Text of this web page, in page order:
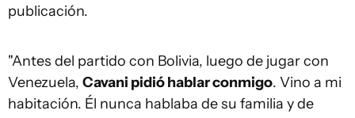
publicación.
"Antes del partido con Bolivia, luego de jugar con
Venezuela, Cavani pidió hablar conmigo. Vino a mi
habitación. Él nunca hablaba de su familia y de